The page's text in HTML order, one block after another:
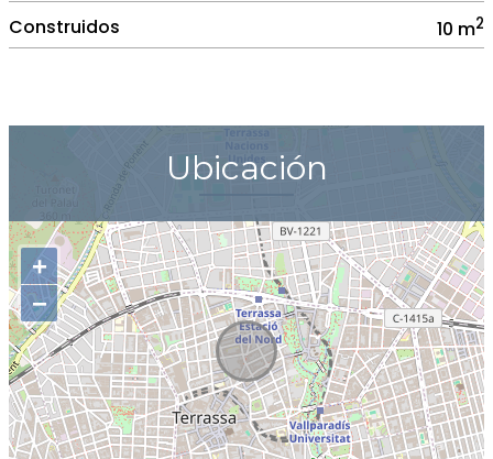
Construidos
10 m2
Ubicación
+
−